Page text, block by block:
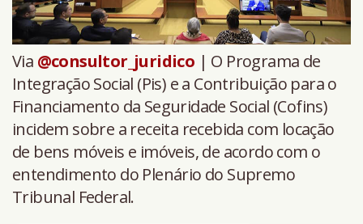
Via @consultor_juridico | O Programa de
Integração Social (Pis) e a Contribuição para o
Financiamento da Seguridade Social (Cofins)
incidem sobre a receita recebida com locação
de bens móveis e imóveis, de acordo com o
entendimento do Plenário do Supremo
Tribunal Federal.